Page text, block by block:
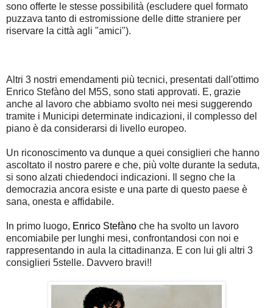
sono offerte le stesse possibilità (escludere quel formato
puzzava tanto di estromissione delle ditte straniere per
riservare la città agli "amici").
Altri 3 nostri emendamenti più tecnici, presentati dall'ottimo
Enrico Stefàno del M5S, sono stati approvati. E, grazie
anche al lavoro che abbiamo svolto nei mesi suggerendo
tramite i Municipi determinate indicazioni, il complesso del
piano è da considerarsi di livello europeo.
Un riconoscimento va dunque a quei consiglieri che hanno
ascoltato il nostro parere e che, più volte durante la seduta,
si sono alzati chiedendoci indicazioni. Il segno che la
democrazia ancora esiste e una parte di questo paese è
sana, onesta e affidabile.
In primo luogo, Enrico Stefàno che ha svolto un lavoro
encomiabile per lunghi mesi, confrontandosi con noi e
rappresentando in aula la cittadinanza. E con lui gli altri 3
consiglieri 5stelle. Davvero bravi!!